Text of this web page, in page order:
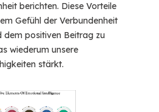
berichten. Diese Vorteile
Gefühl der Verbundenheit
dem positiven Beitrag zu
wiederum unsere
stärkt.